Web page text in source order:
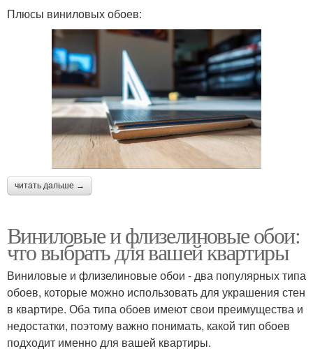
Плюсы виниловых обоев:
читать дальше →
Виниловые и флизелиновые обои:
что выбрать для вашей квартиры
Виниловые и флизелиновые обои - два популярных типа
обоев, которые можно использовать для украшения стен
в квартире. Оба типа обоев имеют свои преимущества и
недостатки, поэтому важно понимать, какой тип обоев
подходит именно для вашей квартиры.